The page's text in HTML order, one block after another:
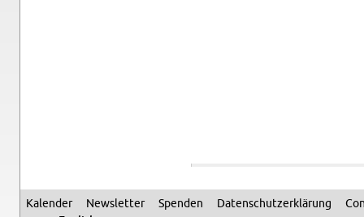
Kalen­der Newslet­ter Spenden Daten­schutzerklärung